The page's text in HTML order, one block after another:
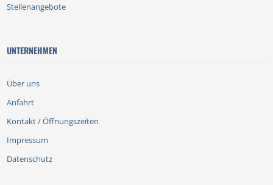
Stellenangebote
UNTERNEHMEN
Über uns
Anfahrt
Kontakt / Öffnungszeiten
Impressum
Datenschutz